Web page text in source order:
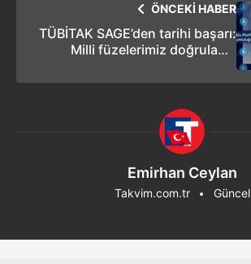
ÖNCEKİ HABER
TÜBİTAK SAGE’den tarihi başarı:
Milli füzelerimiz doğrulama
Emirhan Ceylan
Takvim.com.tr Güncel